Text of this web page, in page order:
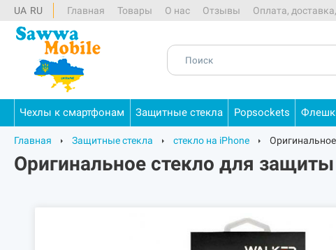
UA RU Главная Товары О нас Отзывы Оплата,
Чехлы ксмартфонам Защитныестекла Popsockets
Главная Защитные стекла стекло на iPhone
Оригинальное стекло для